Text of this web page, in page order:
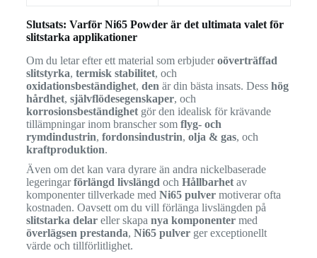
Slutsats: Varför Ni65 Powder är det ultimata valet för
slitstarka applikationer
Om du letar efter ett material som erbjuderoöverträffad
slitstyrka, termisk stabilitet, och
oxidationsbeständighet, den är din bästa insats. Dess hög
hårdhet, självflödesegenskaper, och
korrosionsbeständighetgör den idealisk för krävande
tillämpningar inom branscher som flyg- och
rymdindustrin, fordonsindustrin, olja & gas, och
kraftproduktion.
Även om det kan vara dyrare än andra nickelbaserade
legeringarförlängd livslängd och Hållbarhetav
komponenter tillverkade med Ni65 pulvermotiverar ofta
kostnaden. Oavsett om du vill förlänga livslängden på
slitstarka delareller skapa nya komponentermed
överlägsen prestanda, Ni65 pulverger exceptionellt
värde och tillförlitlighet.